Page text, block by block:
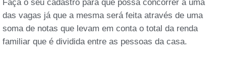
Faça o seu cadastro para que possa concorrer a uma
das vagas já que a mesma será feita através de uma
soma de notas que levam em conta o total da renda
familiar que é dividida entre as pessoas da casa.